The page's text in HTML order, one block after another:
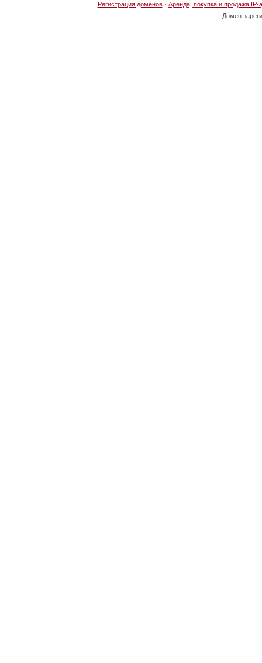
Регистрация доменов· Аренда, покупка и продажа IP-
Домен